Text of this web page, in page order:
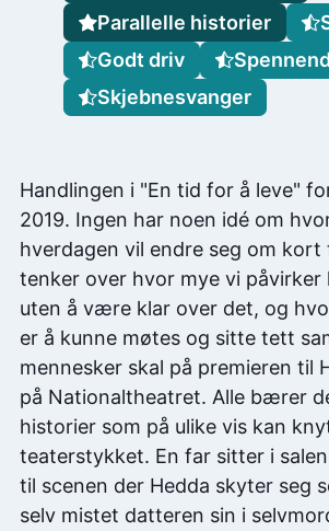
Handlingen i "En tid for å leve"
2019. Ingen har noen idé om
hverdagen vil endre seg om kort
tenker over hvor mye vi påvirker
uten å være klar over det, og
er å kunne møtes og sitte tett
mennesker skal på premieren til
på Nationaltheatret. Alle bærer
historier som på ulike vis kan
teaterstykket. En far sitter i
til scenen der Hedda skyter seg
selv mistet datteren sin i
Parallelle historier
Godt driv
Skjebnesvanger